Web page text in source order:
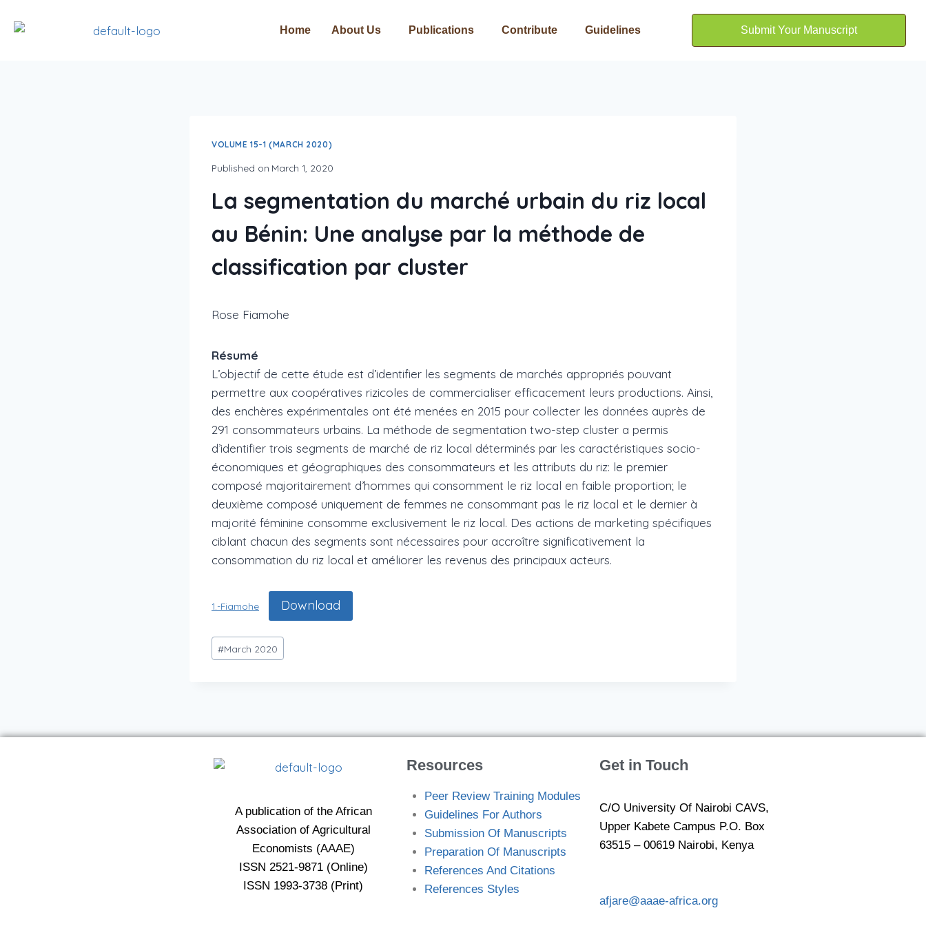
Home About Us Publications Contribute Guidelines Submit Your Manuscript
VOLUME 15-1 (MARCH 2020)
Published on March 1, 2020
La segmentation du marché urbain du riz local
au Bénin: Une analyse par la méthode de
classification par cluster
Rose Fiamohe
Résumé
L’objectif de cette étude est d’identifier les segments de marchés appropriés pouvant
permettre aux coopératives rizicoles de commercialiser efficacement leurs productions. Ainsi,
des enchères expérimentales ont été menées en 2015 pour collecter les données auprès de
291 consommateurs urbains. La méthode de segmentation two-step cluster a permis
d’identifier trois segments de marché de riz local déterminés par les caractéristiques socio-
économiques et géographiques des consommateurs et les attributs du riz: le premier
composé majoritairement d’hommes qui consomment le riz local en faible proportion; le
deuxième composé uniquement de femmes ne consommant pas le riz local et le dernier à
majorité féminine consomme exclusivement le riz local. Des actions de marketing spécifiques
ciblant chacun des segments sont nécessaires pour accroître significativement la
consommation du riz local et améliorer les revenus des principaux acteurs.
1.-Fiamohe Download
#March 2020
A publication of the African
Association of Agricultural
Economists (AAAE)
ISSN 2521-9871 (Online)
ISSN 1993-3738 (Print)
Resources
Peer Review Training Modules
Guidelines For Authors
Submission Of Manuscripts
Preparation Of Manuscripts
References And Citations
References Styles
Get in Touch
C/O University Of Nairobi CAVS,
Upper Kabete Campus P.O. Box
63515 – 00619 Nairobi, Kenya
afjare@aaae-africa.org